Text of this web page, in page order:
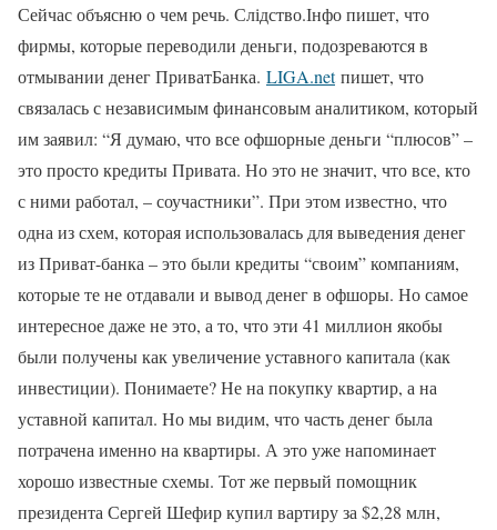
Сейчас объясню о чем речь. Слідство.Інфо пишет, что
фирмы, которые переводили деньги, подозреваются в
отмывании денег ПриватБанка. LIGA.netпишет, что
связалась с независимым финансовым аналитиком, который
им заявил: “Я думаю, что все офшорные деньги “плюсов” –
это просто кредиты Привата. Но это не значит, что все, кто
с ними работал, – соучастники”. При этом известно, что
одна из схем, которая использовалась для выведения денег
из Приват-банка – это были кредиты “своим” компаниям,
которые те не отдавали и вывод денег в офшоры. Но самое
интересное даже не это, а то, что эти 41 миллион якобы
были получены как увеличение уставного капитала (как
инвестиции). Понимаете? Не на покупку квартир, а на
уставной капитал. Но мы видим, что часть денег была
потрачена именно на квартиры. А это уже напоминает
хорошо известные схемы. Тот же первый помощник
президента Сергей Шефир купил вартиру за $2,28 млн,